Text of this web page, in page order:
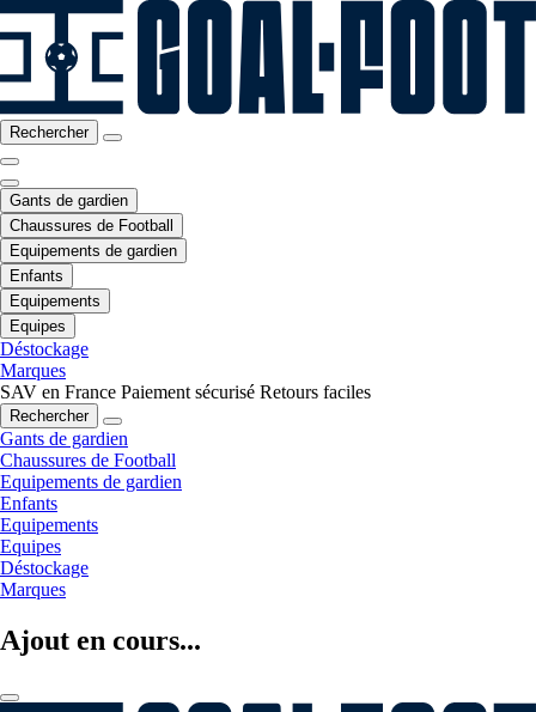
Rechercher
Gants de gardien
Chaussures de Football
Equipements de gardien
Enfants
Equipements
Equipes
Déstockage
Marques
SAV en France Paiement sécurisé Retours faciles
Rechercher
Gants de gardien
Chaussures de Football
Equipements de gardien
Enfants
Equipements
Equipes
Déstockage
Marques
Ajout en cours...